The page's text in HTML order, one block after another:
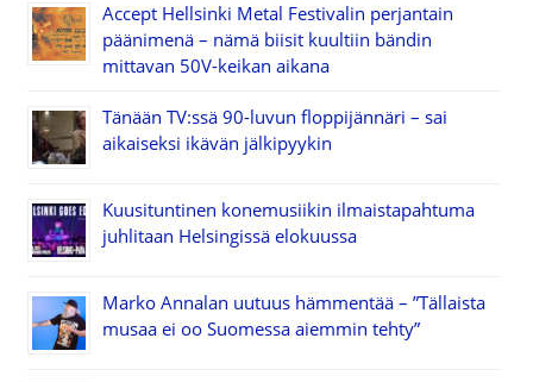
Accept Hellsinki Metal Festivalin perjantain
päänimenä – nämä biisit kuultiin bändin
mittavan 50V-keikan aikana
Tänään TV:ssä 90-luvun floppijännäri – sai
aikaiseksi ikävän jälkipyykin
Kuusituntinen konemusiikin ilmaistapahtuma
juhlitaan Helsingissä elokuussa
Marko Annalan uutuus hämmentää – ”Tällaista
musaa ei oo Suomessa aiemmin tehty”